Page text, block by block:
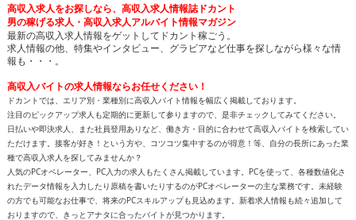
高収入求人をお探しなら、高収入求人情報誌ドカント
男の稼げる求人・高収入求人アルバイト情報マガジン
最新の高収入求人情報をゲットしてドカント稼ごう。
求人情報の他、特集やインタビュー、グラビアなど仕事を探しながら様々な情
報も・・・。
高収入バイトの求人情報ならお任せください！
ドカントでは、エリア別・業種別に高収入バイト情報を幅広く掲載しております。
注目のピックアップ求人も定期的に更新して参りますので、是非チェックしてみてください。
日払いや即決求人、また社員登用ありなど、働き方・目的に合わせて高収入バイトを検索してい
ただけます。接客が好き！という方や、コツコツ集中するのが得意！等、自分の長所にあった業
種で高収入求人を探してみませんか？
人気のPCオペレーター、PC入力の求人もたくさん掲載しています。PCを使って、各種数値化さ
れたデータ情報を入力したり原稿を書いたりするのがPCオペレーターの主な業務です。未経験
の方でも可能なお仕事で、将来のPCスキルアップも見込めます。新着求人情報も続々追加して
おりますので、きっとアナタに合ったバイトが見つかります。